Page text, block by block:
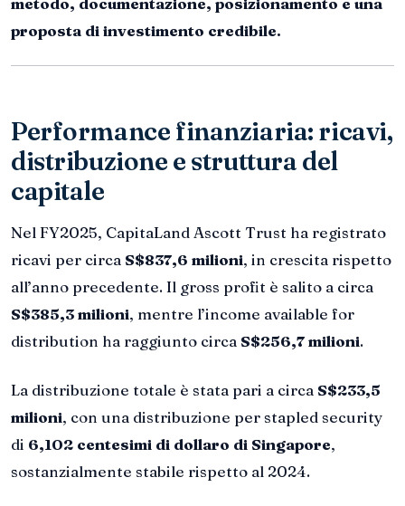
proposta di investimento credibile.
Performance finanziaria: ricavi,
distribuzione e struttura del
capitale
Nel FY2025, CapitaLand Ascott Trust ha registrato
ricavi per circa S$837,6 milioni, in crescita rispetto
all’anno precedente. Il gross profit è salito a circa
S$385,3 milioni, mentre l’income available for
distribution ha raggiunto circa S$256,7 milioni.
La distribuzione totale è stata pari a circa S$233,5
milioni, con una distribuzione per stapled security
di 6,102 centesimi di dollaro di Singapore,
sostanzialmente stabile rispetto al 2024.